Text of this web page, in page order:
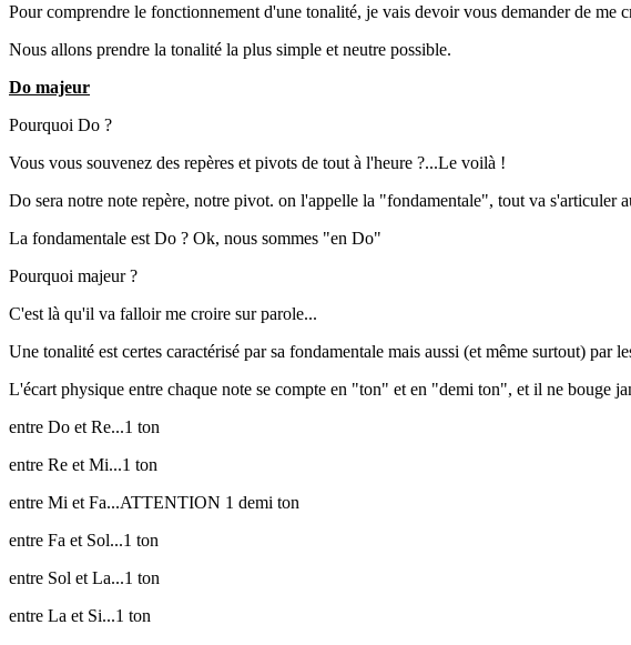
Pour comprendre le fonctionnement d'une tonalité, je vais devoir vous demander de me
Nous allons prendre la tonalité la plus simple et neutre possible.
Do majeur
Pourquoi Do ?
Vous vous souvenez des repères et pivots de tout à l'heure ?...Le voilà !
Do sera notre note repère, notre pivot. on l'appelle la "fondamentale", tout va s'articuler
La fondamentale est Do ? Ok, nous sommes "en Do"
Pourquoi majeur ?
C'est là qu'il va falloir me croire sur parole...
Une tonalité est certes caractérisé par sa fondamentale mais aussi (et même surtout) par
L'écart physique entre chaque note se compte en "ton" et en "demi ton", et il ne bouge
entre Do et Re...1 ton
entre Re et Mi...1 ton
entre Mi et Fa...ATTENTION 1 demi ton
entre Fa et Sol...1 ton
entre Sol et La...1 ton
entre La et Si...1 ton